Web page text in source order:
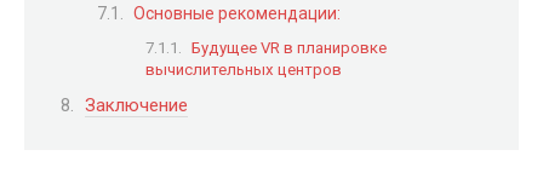
Основные рекомендации:
Будущее VR в планировке
вычислительных центров
Заключение